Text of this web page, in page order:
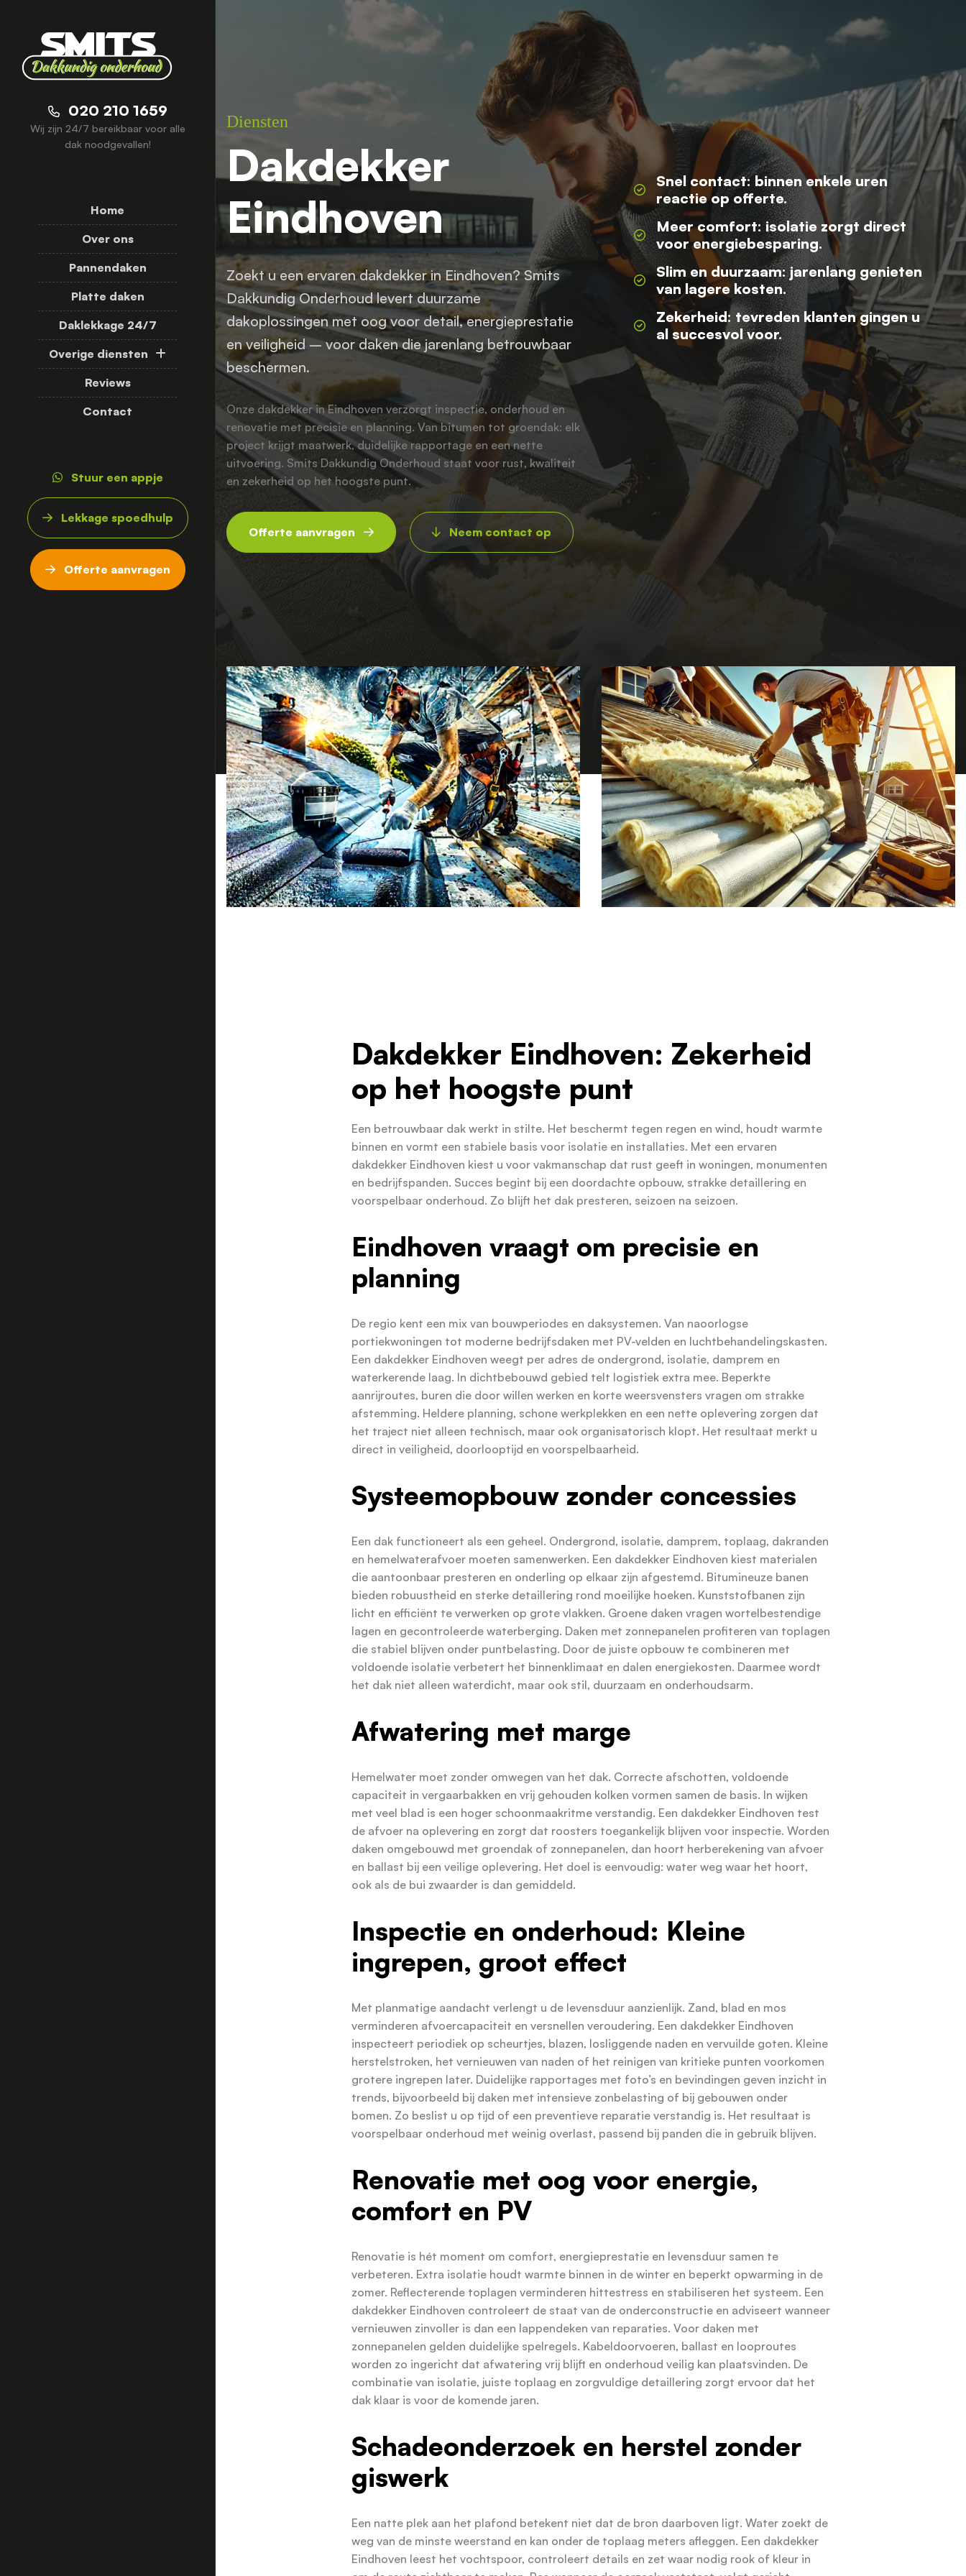
020 210 1659
Wij zijn 24/7 bereikbaar voor alle
dak noodgevallen!
Home
Over ons
Pannendaken
Platte daken
Daklekkage 24/7
Overige diensten
Reviews
Contact
Stuur een appje
Lekkage spoedhulp
Offerte aanvragen
Diensten
Dakdekker
Eindhoven
Zoekt u een ervaren dakdekker in Eindhoven? Smits
Dakkundig Onderhoud levert duurzame
dakoplossingen met oog voor detail, energieprestatie
en veiligheid – voor daken die jarenlang betrouwbaar
beschermen.
Onze dakdekker in Eindhoven verzorgt inspectie, onderhoud en
renovatie met precisie en planning. Van bitumen tot groendak: elk
project krijgt maatwerk, duidelijke rapportage en een nette
uitvoering. Smits Dakkundig Onderhoud staat voor rust, kwaliteit
en zekerheid op het hoogste punt.
Offerte aanvragen Neem contact op
Snel contact: binnen enkele uren
reactie op offerte.
Meer comfort: isolatie zorgt direct
voor energiebesparing.
Slim en duurzaam: jarenlang genieten
van lagere kosten.
Zekerheid: tevreden klanten gingen u
al succesvol voor.
Dakdekker Eindhoven: Zekerheid
op het hoogste punt
Een betrouwbaar dak werkt in stilte. Het beschermt tegen regen en wind, houdt warmte
binnen en vormt een stabiele basis voor isolatie en installaties. Met een ervaren
dakdekker Eindhoven kiest u voor vakmanschap dat rust geeft in woningen, monumenten
en bedrijfspanden. Succes begint bij een doordachte opbouw, strakke detaillering en
voorspelbaar onderhoud. Zo blijft het dak presteren, seizoen na seizoen.
Eindhoven vraagt om precisie en
planning
De regio kent een mix van bouwperiodes en daksystemen. Van naoorlogse
portiekwoningen tot moderne bedrijfsdaken met PV-velden en luchtbehandelingskasten.
Een dakdekker Eindhoven weegt per adres de ondergrond, isolatie, damprem en
waterkerende laag. In dichtbebouwd gebied telt logistiek extra mee. Beperkte
aanrijroutes, buren die door willen werken en korte weersvensters vragen om strakke
afstemming. Heldere planning, schone werkplekken en een nette oplevering zorgen dat
het traject niet alleen technisch, maar ook organisatorisch klopt. Het resultaat merkt u
direct in veiligheid, doorlooptijd en voorspelbaarheid.
Systeemopbouw zonder concessies
Een dak functioneert als een geheel. Ondergrond, isolatie, damprem, toplaag, dakranden
en hemelwaterafvoer moeten samenwerken. Een dakdekker Eindhoven kiest materialen
die aantoonbaar presteren en onderling op elkaar zijn afgestemd. Bitumineuze banen
bieden robuustheid en sterke detaillering rond moeilijke hoeken. Kunststofbanen zijn
licht en efficiënt te verwerken op grote vlakken. Groene daken vragen wortelbestendige
lagen en gecontroleerde waterberging. Daken met zonnepanelen profiteren van toplagen
die stabiel blijven onder puntbelasting. Door de juiste opbouw te combineren met
voldoende isolatie verbetert het binnenklimaat en dalen energiekosten. Daarmee wordt
het dak niet alleen waterdicht, maar ook stil, duurzaam en onderhoudsarm.
Afwatering met marge
Hemelwater moet zonder omwegen van het dak. Correcte afschotten, voldoende
capaciteit in vergaarbakken en vrij gehouden kolken vormen samen de basis. In wijken
met veel blad is een hoger schoonmaakritme verstandig. Een dakdekker Eindhoven test
de afvoer na oplevering en zorgt dat roosters toegankelijk blijven voor inspectie. Worden
daken omgebouwd met groendak of zonnepanelen, dan hoort herberekening van afvoer
en ballast bij een veilige oplevering. Het doel is eenvoudig: water weg waar het hoort,
ook als de bui zwaarder is dan gemiddeld.
Inspectie en onderhoud: Kleine
ingrepen, groot effect
Met planmatige aandacht verlengt u de levensduur aanzienlijk. Zand, blad en mos
verminderen afvoercapaciteit en versnellen veroudering. Een dakdekker Eindhoven
inspecteert periodiek op scheurtjes, blazen, losliggende naden en vervuilde goten. Kleine
herstelstroken, het vernieuwen van naden of het reinigen van kritieke punten voorkomen
grotere ingrepen later. Duidelijke rapportages met foto’s en bevindingen geven inzicht in
trends, bijvoorbeeld bij daken met intensieve zonbelasting of bij gebouwen onder
bomen. Zo beslist u op tijd of een preventieve reparatie verstandig is. Het resultaat is
voorspelbaar onderhoud met weinig overlast, passend bij panden die in gebruik blijven.
Renovatie met oog voor energie,
comfort en PV
Renovatie is hét moment om comfort, energieprestatie en levensduur samen te
verbeteren. Extra isolatie houdt warmte binnen in de winter en beperkt opwarming in de
zomer. Reflecterende toplagen verminderen hittestress en stabiliseren het systeem. Een
dakdekker Eindhoven controleert de staat van de onderconstructie en adviseert wanneer
vernieuwen zinvoller is dan een lappendeken van reparaties. Voor daken met
zonnepanelen gelden duidelijke spelregels. Kabeldoorvoeren, ballast en looproutes
worden zo ingericht dat afwatering vrij blijft en onderhoud veilig kan plaatsvinden. De
combinatie van isolatie, juiste toplaag en zorgvuldige detaillering zorgt ervoor dat het
dak klaar is voor de komende jaren.
Schadeonderzoek en herstel zonder
giswerk
Een natte plek aan het plafond betekent niet dat de bron daarboven ligt. Water zoekt de
weg van de minste weerstand en kan onder de toplaag meters afleggen. Een dakdekker
Eindhoven leest het vochtspoor, controleert details en zet waar nodig rook of kleur in